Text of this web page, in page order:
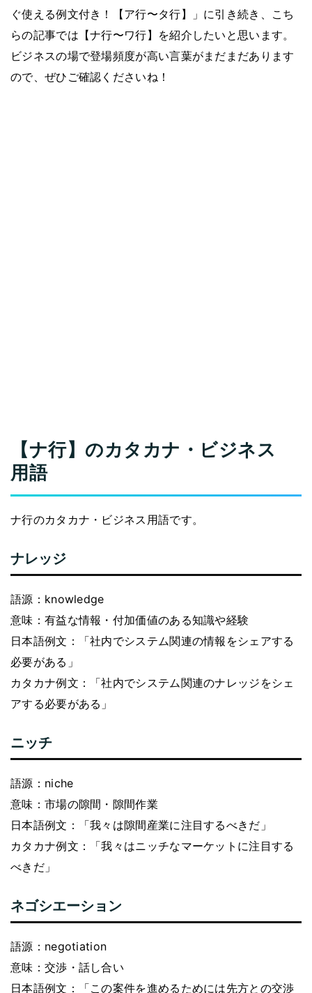
ぐ使える例文付き！【ア行〜タ行】」に引き続き、こち
らの記事では【ナ行〜ワ行】を紹介したいと思います。
ビジネスの場で登場頻度が高い言葉がまだまだあります
ので、ぜひご確認くださいね！
【ナ行】のカタカナ・ビジネス
用語
ナ行のカタカナ・ビジネス用語です。
ナレッジ
語源：knowledge
意味：有益な情報・付加価値のある知識や経験
日本語例文：「社内でシステム関連の情報をシェアする
必要がある」
カタカナ例文：「社内でシステム関連のナレッジをシェ
アする必要がある」
ニッチ
語源：niche
意味：市場の隙間・隙間作業
日本語例文：「我々は隙間産業に注目するべきだ」
カタカナ例文：「我々はニッチなマーケットに注目する
べきだ」
ネゴシエーション
語源：negotiation
意味：交渉・話し合い
日本語例文：「この案件を進めるためには先方との交渉